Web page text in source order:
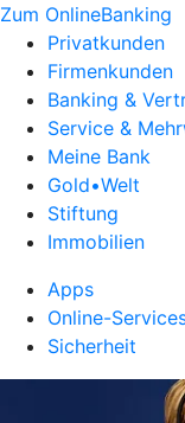
Zum OnlineBanking
Privatkunden
Firmenkunden
Banking &
Service &
Meine Bank
Gold•Welt
Stiftung
Immobilien
Apps
Online-
Sicherheit